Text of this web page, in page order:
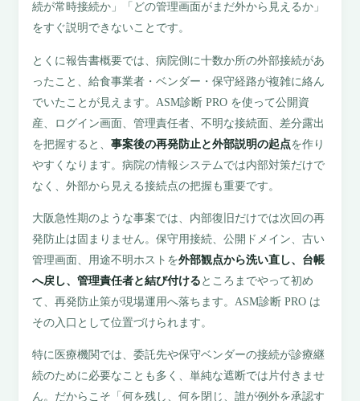
続が常時接続か」「どの管理画面がまだ外から見えるか」
をすぐ説明できないことです。
とくに報告書概要では、病院側に十数か所の外部接続があ
ったこと、給食事業者・ベンダー・保守経路が複雑に絡ん
でいたことが見えます。ASM診断 PRO を使って公開資
産、ログイン画面、管理責任者、不明な接続面、差分露出
を把握すると、事案後の再発防止と外部説明の起点を作り
やすくなります。病院の情報システムでは内部対策だけで
なく、外部から見える接続点の把握も重要です。
大阪急性期のような事案では、内部復旧だけでは次回の再
発防止は固まりません。保守用接続、公開ドメイン、古い
管理画面、用途不明ホストを外部観点から洗い直し、台帳
へ戻し、管理責任者と結び付ける ところまでやって初め
て、再発防止策が現場運用へ落ちます。ASM診断 PRO は
その入口として位置づけられます。
特に医療機関では、委託先や保守ベンダーの接続が診療継
続のために必要なことも多く、単純な遮断では片付きませ
ん。だからこそ「何を残し、何を閉じ、誰が例外を承認す